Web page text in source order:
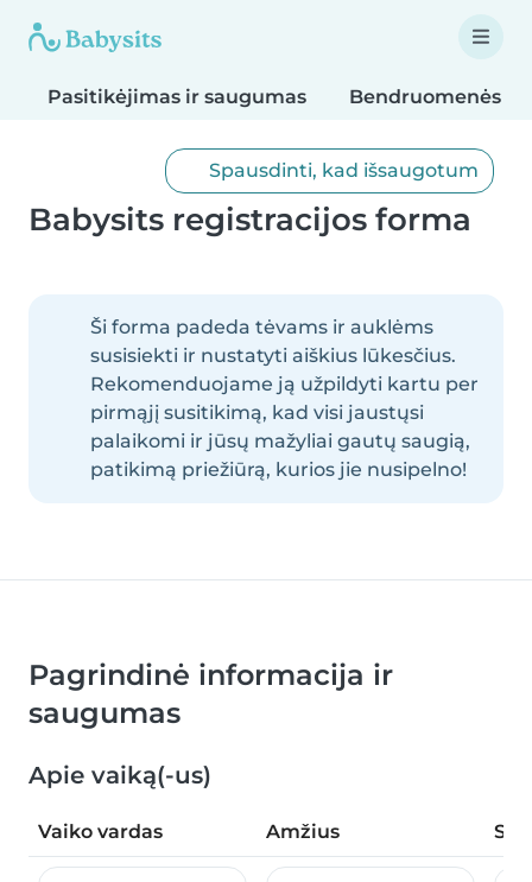
Pasitikėjimas ir saugumas Bendruomenės
Spausdinti, kad išsaugotum
Babysits registracijos forma
Ši forma padeda tėvams ir auklėms
susisiekti ir nustatyti aiškius lūkesčius.
Rekomenduojame ją užpildyti kartu per
pirmąjį susitikimą, kad visi jaustųsi
palaikomi ir jūsų mažyliai gautų saugią,
patikimą priežiūrą, kurios jie nusipelno!
Pagrindinė informacija ir
saugumas
Apie vaiką(-us)
Vaiko vardas Amžius